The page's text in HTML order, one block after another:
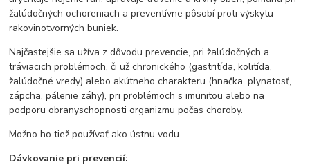
žalúdočných ochoreniach a preventívne pôsobí proti výskytu
rakovinotvorných buniek.
Najčastejšie sa užíva z dôvodu prevencie, pri žalúdočných a
tráviacich problémoch, či už chronického (gastritída, kolitída,
žalúdočné vredy) alebo akútneho charakteru (hnačka, plynatosť,
zápcha, pálenie záhy), pri problémoch s imunitou alebo na
podporu obranyschopnosti organizmu počas choroby.
Možno ho tiež používať ako ústnu vodu.
Dávkovanie pri prevencií: